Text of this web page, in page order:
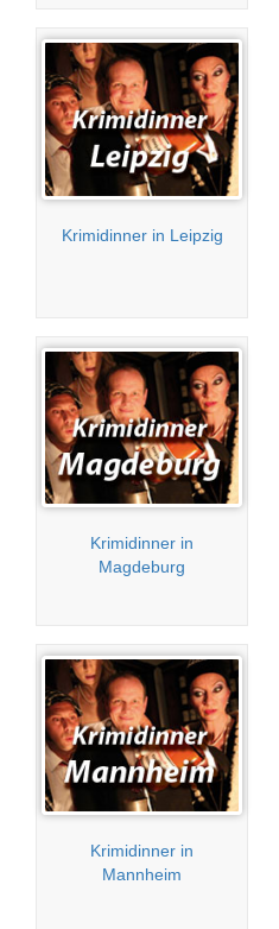
Krimidinner in Leipzig
Krimidinner in
Magdeburg
Krimidinner in
Mannheim